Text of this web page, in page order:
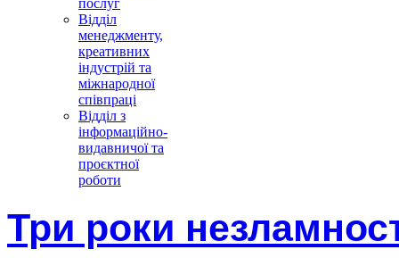
послуг
Відділ
менеджменту,
креативних
індустрій та
міжнародної
співпраці
Відділ з
інформаційно-
видавничої та
проєктної
роботи
Три роки